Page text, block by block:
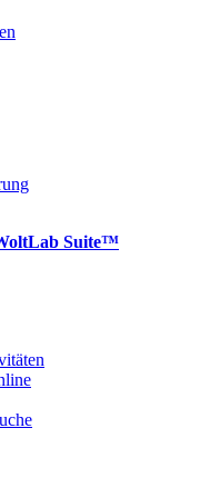
Suite™